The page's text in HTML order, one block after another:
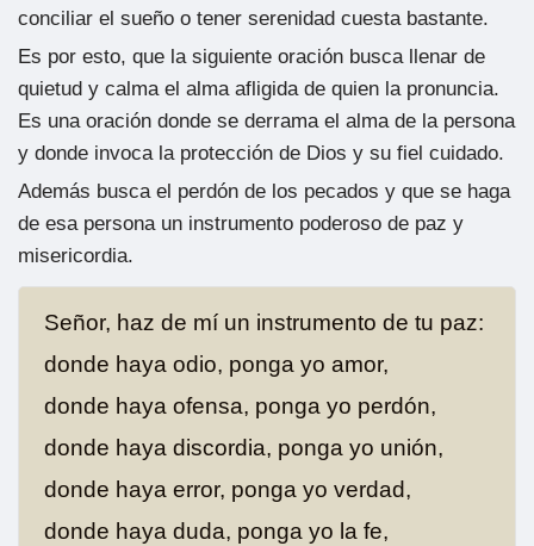
conciliar el sueño o tener serenidad cuesta bastante.
Es por esto, que la siguiente oración busca llenar de
quietud y calma el alma afligida de quien la pronuncia.
Es una oración donde se derrama el alma de la persona
y donde invoca la protección de Dios y su fiel cuidado.
Además busca el perdón de los pecados y que se haga
de esa persona un instrumento poderoso de paz y
misericordia.
Señor, haz de mí un instrumento de tu paz:
donde haya odio, ponga yo amor,
donde haya ofensa, ponga yo perdón,
donde haya discordia, ponga yo unión,
donde haya error, ponga yo verdad,
donde haya duda, ponga yo la fe,